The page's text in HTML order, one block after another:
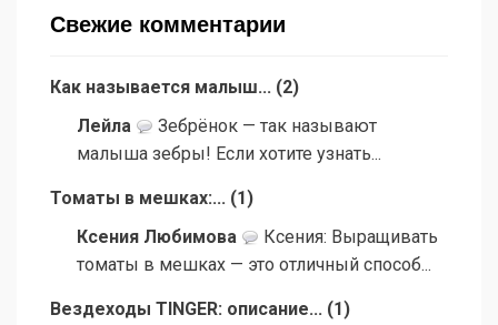
Свежие комментарии
Как называется малыш... (2)
Лейла
Зебрёнок — так называют
малыша зебры! Если хотите узнать...
Томаты в мешках:... (1 )
Ксения Любимова
Ксения: Выращивать
томаты в мешках — это отличный способ...
Вездеходы TINGER: описание... (1 )